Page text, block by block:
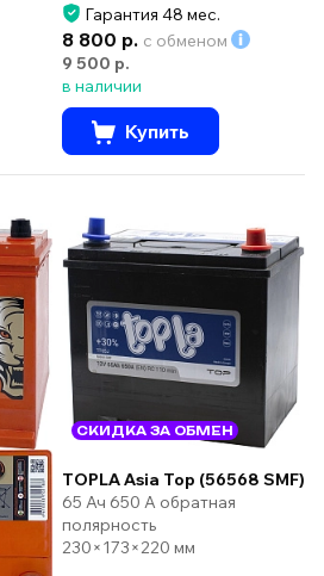
Гарантия 48 мес.
8 800 р. с обменом
9 500 р.
в наличии
Купить
СКИДКА ЗА ОБМЕН
TOPLA Asia Top (56568 SMF)
65 Ач 650 А обратная
полярность
230×173×220 мм